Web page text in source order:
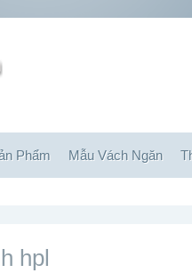
Phẩm Mẫu Vách Ngăn
hpl